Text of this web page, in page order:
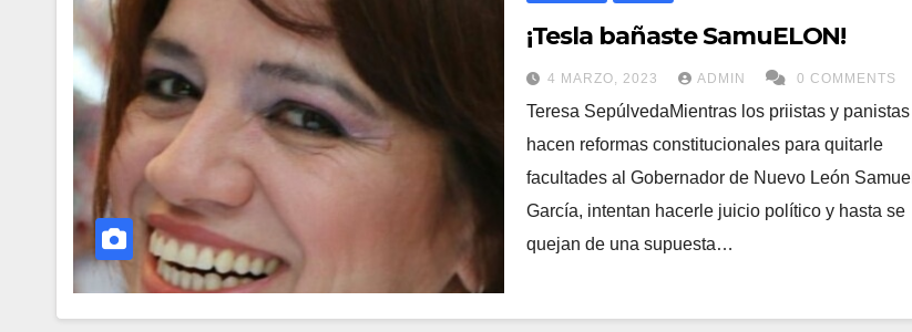
¡Tesla bañaste SamuELON!
4 MARZO, 2023 ADMIN 0 COMMENTS
Teresa SepúlvedaMientras los priistas y panistas
hacen reformas constitucionales para quitarle
facultades al Gobernador de Nuevo León Samuel
García, intentan hacerle juicio político y hasta se
quejan de una supuesta…